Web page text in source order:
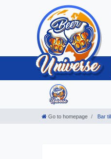
Go to homepage Bar